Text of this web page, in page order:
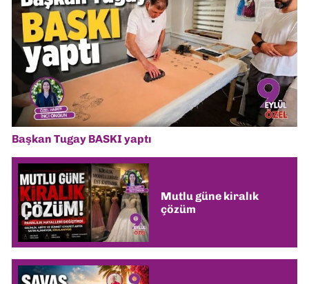
Başkan Tugay BASKI yaptı
Mutlu güne kiralık
çözüm